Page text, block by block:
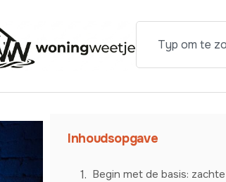
Inhoudsopgave
Begin met de basis: